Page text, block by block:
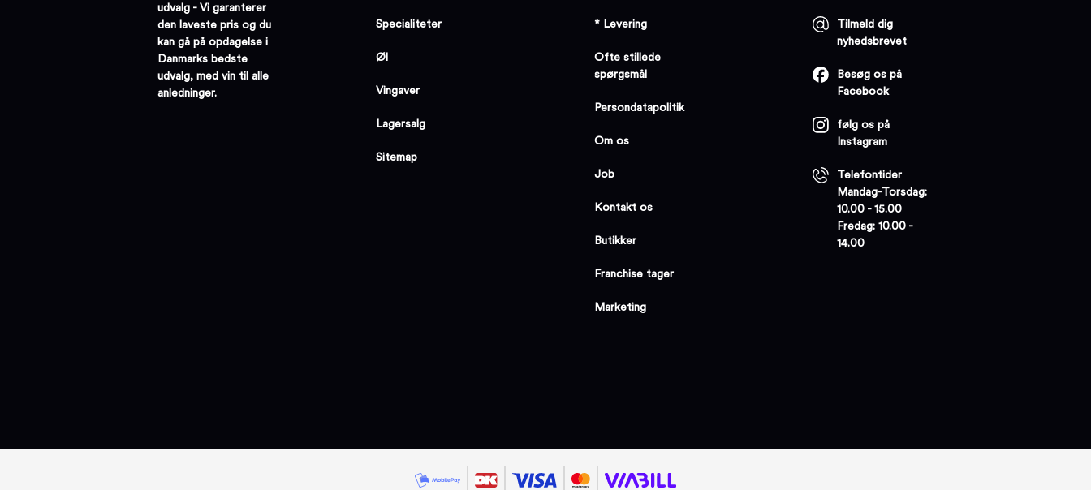
udvalg - Vi garanterer
den laveste pris og du
kan gå på opdagelse i
Danmarks bedste
udvalg, med vin til alle
anledninger.
Specialiteter
Øl
Vingaver
Lagersalg
Sitemap
* Levering
Ofte stillede
spørgsmål
Persondatapolitik
Om os
Job
Kontakt os
Butikker
Franchise tager
Marketing
Tilmeld dig
nyhedsbrevet
Besøg os på
Facebook
følg os på
Instagram
Telefontider
Mandag-Torsdag:
10.00 - 15.00
Fredag: 10.00 -
14.00